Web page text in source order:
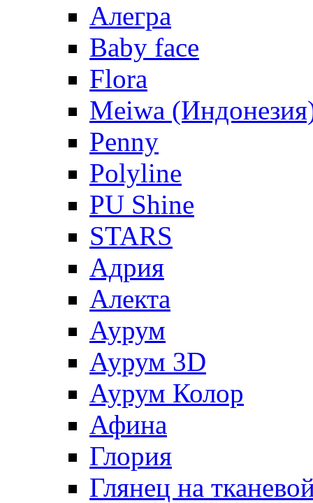
Алегра
Baby face
Flora
Meiwa
Penny
Polyline
PU Shine
STARS
Адрия
Алекта
Аурум
Аурум 3D
Аурум Колор
Афина
Глория
Глянец на